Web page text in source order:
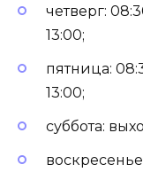
четверг:
13:00;
пятница:
13:00;
суббота: